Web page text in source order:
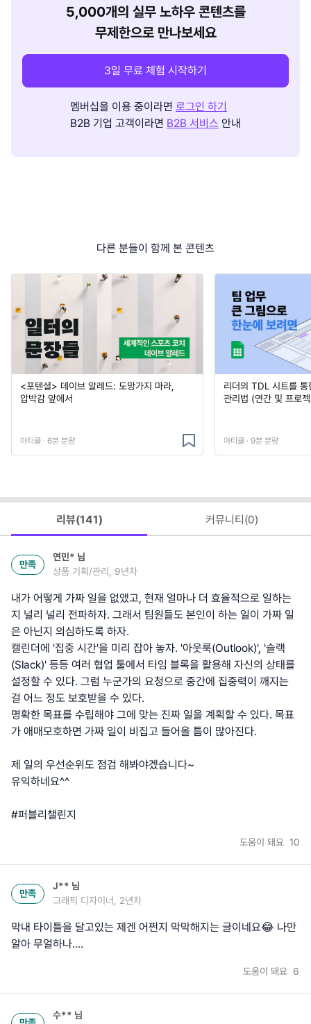
5,000개의 실무 노하우 콘텐츠를
무제한으로 만나보세요
3일 무료 체험 시작하기
멤버십을 이용 중이라면 로그인 하기
B2B 기업 고객이라면 B2B 서비스 안내
다른 분들이 함께 본 콘텐츠
<포텐셜> 데이브 알레드: 도망가지 마라,
압박감 앞에서
아티클 · 6분 분량
리더의 TDL 시트를
관리법 (연간 및 프로
아티클 · 9분 분량
리뷰(141) 커뮤니티(0)
만족
연민* 님
상품 기획/관리, 9년차
내가 어떻게 가짜 일을 없앴고, 현재 얼마나 더 효율적으로 일하는
지 널리 널리 전파하자. 그래서 팀원들도 본인이 하는 일이 가짜 일
은 아닌지 의심하도록 하자.
캘린더에 '집중 시간'을 미리 잡아 놓자. '아웃룩(Outlook)', '슬랙
(Slack)' 등등 여러 협업 툴에서 타임 블록을 활용해 자신의 상태를
설정할 수 있다. 그럼 누군가의 요청으로 중간에 집중력이 깨지는
걸 어느 정도 보호받을 수 있다.
명확한 목표를 수립해야 그에 맞는 진짜 일을 계획할 수 있다. 목표
가 애매모호하면 가짜 일이 비집고 들어올 틈이 많아진다.
제 일의 우선순위도 점검 해봐야겠습니다~
유익하네요^^
#퍼블리챌린지
도움이 돼요 10
만족
J** 님
그래픽 디자이너, 2년차
막내 타이틀을 달고있는 제겐 어쩐지 막막해지는 글이네요😂 나만
알아 무얼하나....
도움이 돼요 6
수** 님